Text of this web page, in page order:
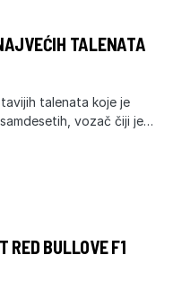
TALENATA
talenata koje je
vozač čiji je…
RED BULLOVE F1